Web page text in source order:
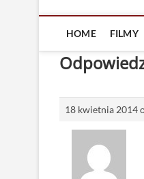
HOME FILMY
18 kwietnia 2014